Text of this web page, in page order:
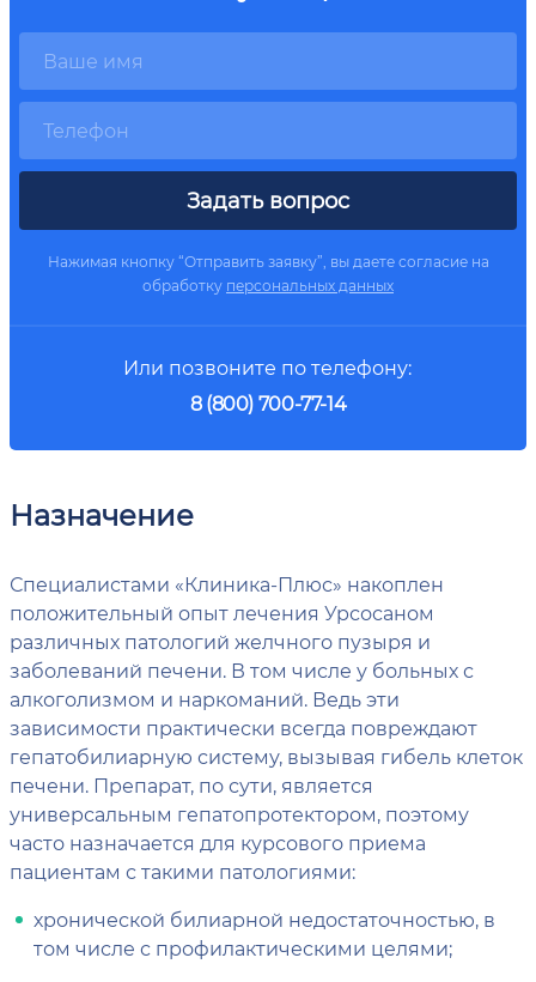
Задать вопрос
Нажимая кнопку “Отправить заявку”, вы даете согласие на
обработку персональных данных
Или позвоните по телефону:
8 (800) 700-77-14
Назначение
Специалистами «Клиника-Плюс» накоплен
положительный опыт лечения Урсосаном
различных патологий желчного пузыря и
заболеваний печени. В том числе у больных с
алкоголизмом и наркоманий. Ведь эти
зависимости практически всегда повреждают
гепатобилиарную систему, вызывая гибель клеток
печени. Препарат, по сути, является
универсальным гепатопротектором, поэтому
часто назначается для курсового приема
пациентам с такими патологиями:
хронической билиарной недостаточностью, в
том числе с профилактическими целями;